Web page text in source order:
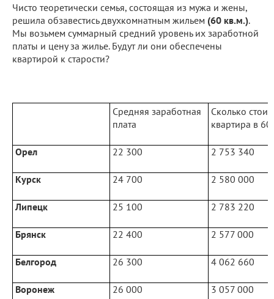
Чисто теоретически семья, состоящая из мужа и жены,
решила обзавестись двухкомнатным жильем (60 кв.м.).
Мы возьмем суммарный средний уровень их заработной
платы и цену за жилье. Будут ли они обеспечены
квартирой к старости?
Средняя заработная
плата
Сколько стоит
квартира в 60
Орел 22 300 2 753 340
Курск 24 700 2 580 000
Липецк 25 100 2 783 220
Брянск 22 400 2 577 000
Белгород 26 300 4 062 660
Воронеж 26 000 3 057 000